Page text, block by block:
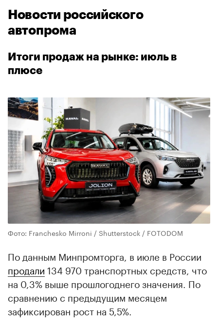
Новости российского
автопрома
Итоги продаж на рынке: июль в
плюсе
Фото: Franchesko Mirroni / Shutterstock / FOTODOM
По данным Минпромторга, в июле в России
продали 134 970 транспортных средств, что
на 0,3% выше прошлогоднего значения. По
сравнению с предыдущим месяцем
зафиксирован рост на 5,5%.